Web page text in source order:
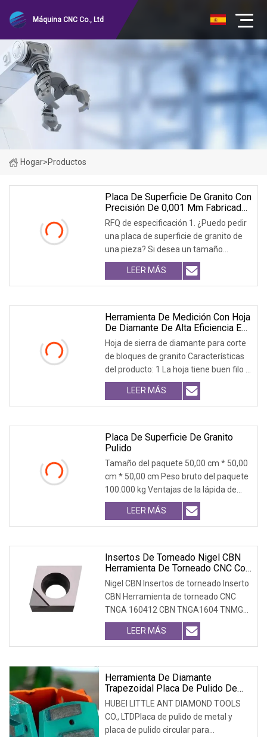
Máquina CNC Co., Ltd
Hogar>Productos
Placa De Superficie De Granito Con
Precisión De 0,001 Mm Fabricada
Con Granito Negro
RFQ de especificación 1. ¿Puedo pedir
una placa de superficie de granito de
una pieza? Si desea un tamaño
pequeño de menos de 800x800, la
entrega se realizará por vía aérea. La
mayoría de las veces el costo exprés
que nosotros
LEER MÁS
Herramienta De Medición Con Hoja
De Diamante De Alta Eficiencia En
Sierra De Corte Rápido
Hoja de sierra de diamante para corte
de bloques de granito Características
del producto: 1 La hoja tiene buen filo y
alta eficiencia en el proceso de corte,
mientras tanto, tiene una larga vida
útil. 2 buen corte
LEER MÁS
Placa De Superficie De Granito
Pulido
Tamaño del paquete 50,00 cm * 50,00
cm * 50,00 cm Peso bruto del paquete
100.000 kg Ventajas de la lápida de
granito1. Nuestra lápida de granito
tiene un color uniforme y un tamaño
de grano de cristal.2. Textura dura,
LEER MÁS
Insertos De Torneado Nigel CBN
Herramienta De Torneado CNC Con
Inserto CBN
Nigel CBN Insertos de torneado Inserto
CBN Herramienta de torneado CNC
TNGA 160412 CBN TNGA1604 TNMG
CBN Inserto de torneado con punta de
diamante Cortador de torno CNC
BitTnga1604 Acabado de inserto de
soldado
LEER MÁS
Herramienta De Diamante
Trapezoidal Placa De Pulido De
Metal Para Piso De Concreto
HUBEI LITTLE ANT DIAMOND TOOLS
CO., LTDPlaca de pulido de metal y
placa de pulido circular para